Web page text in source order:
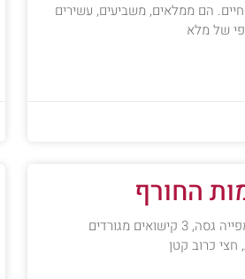
הם ממלאים, משביעים, עשירים
של מלא
החורף
מרק ירקות נפלא- חופשי 3 גזרים מגורדים בפומפייה גסה, 3 קישואים מגורדים
חצי כרוב קטן